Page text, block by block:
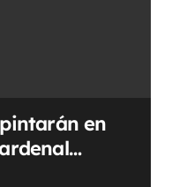
en
obras en